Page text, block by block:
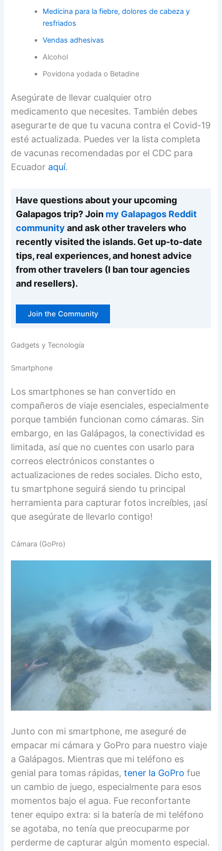
Medicina para la fiebre, dolores de cabeza y
resfriados
Vendas adhesivas
Alcohol
Povidona yodada o Betadine
Asegúrate de llevar cualquier otro
medicamento que necesites. También debes
asegurarte de que tu vacuna contra el Covid-19
esté actualizada. Puedes ver la lista completa
de vacunas recomendadas por el CDC para
Ecuador aquí.
Have questions about your upcoming
Galapagos trip? Join my Galapagos Reddit
community and ask other travelers who
recently visited the islands. Get up-to-date
tips, real experiences, and honest advice
from other travelers (I ban tour agencies
and resellers).
Join the Community
Gadgets y Tecnología
Smartphone
Los smartphones se han convertido en
compañeros de viaje esenciales, especialmente
porque también funcionan como cámaras. Sin
embargo, en las Galápagos, la conectividad es
limitada, así que no cuentes con usarlo para
correos electrónicos constantes o
actualizaciones de redes sociales. Dicho esto,
tu smartphone seguirá siendo tu principal
herramienta para capturar fotos increíbles, ¡así
que asegúrate de llevarlo contigo!
Cámara (GoPro)
Junto con mi smartphone, me aseguré de
empacar mi cámara y GoPro para nuestro viaje
a Galápagos. Mientras que mi teléfono es
genial para tomas rápidas,tener la GoPro fue
un cambio de juego, especialmente para esos
momentos bajo el agua. Fue reconfortante
tener equipo extra: si la batería de mi teléfono
se agotaba, no tenía que preocuparme por
perderme de capturar algún momento especial.